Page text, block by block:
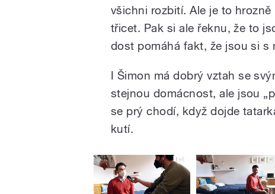
všichni rozbití. Ale je to
třicet. Pak si ale řeknu, že to
dost pomáhá fakt, že jsou si s
I Šimon má dobrý vztah se
stejnou domácnost, ale jsou
se prý chodí, když dojde
kutí.